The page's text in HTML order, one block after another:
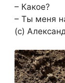
– Какое?
– Ты меня
(с)